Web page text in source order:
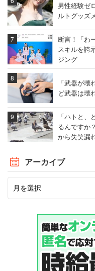
男性経験ゼ
ルトグッズ
断言！「わ
スキルを誇
ジング
「武器が
ど武器は
「ハトと
るんですか
から失笑漏
アーカイブ